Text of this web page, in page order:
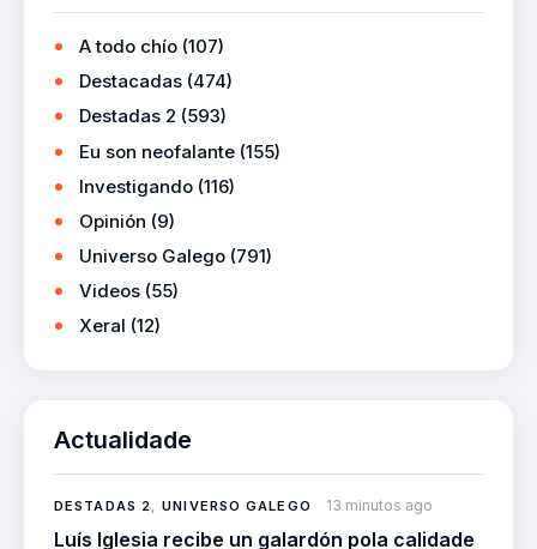
A todo chío (107)
Destacadas (474)
Destadas 2 (593)
Eu son neofalante (155)
Investigando (116)
Opinión (9)
Universo Galego (791)
Videos (55)
Xeral (12)
Actualidade
DESTADAS 2,UNIVERSO GALEGO 13 minutos ago
Luís Iglesia recibe un galardón pola calidade